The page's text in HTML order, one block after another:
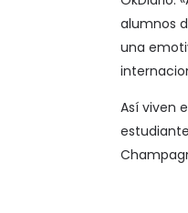
alumnos
una
Así viven